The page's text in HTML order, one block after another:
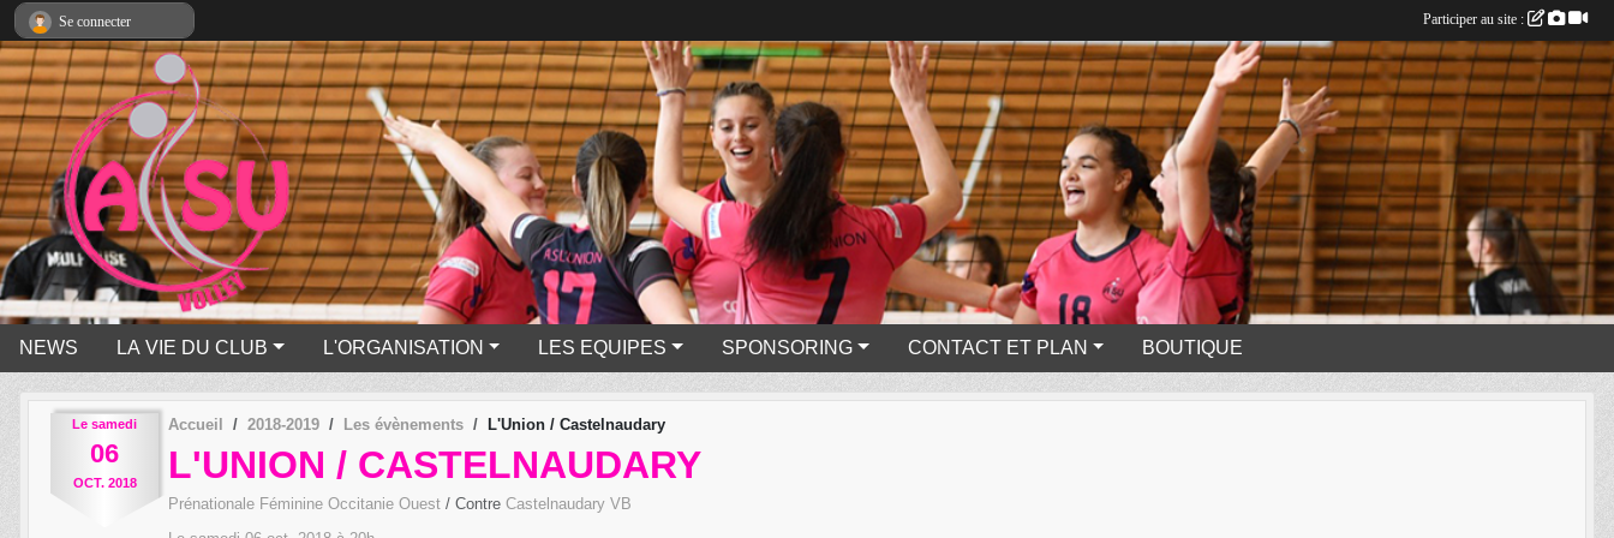
NEWS LA VIE DU CLUB L'ORGANISATION LES EQUIPES SPONSORING CONTACT ET PLAN BOUTIQUE
Le samedi
06
OCT. 2018
Accueil 2018-2019 Les évènements L'Union / Castelnaudary
L'UNION / CASTELNAUDARY
Prénationale Féminine Occitanie Ouest / Contre Castelnaudary VB
Se connecter Participer au site :
Panneau de gestion des cookies